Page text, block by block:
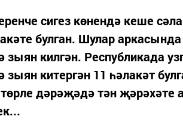
сигез көнендә кеше
булган. Шулар
зыян килгән. Республикада
зыян китергән 11 һәлакәт
дәрәҗәдә тән җәрәхәте